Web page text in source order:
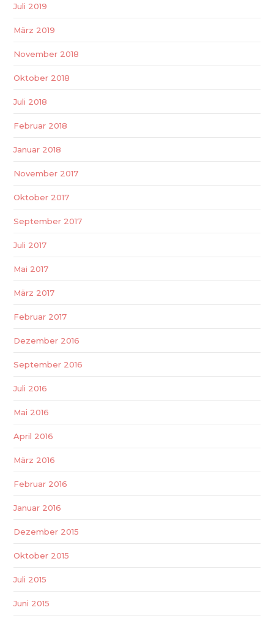
Juli 2019
März 2019
November 2018
Oktober 2018
Juli 2018
Februar 2018
Januar 2018
November 2017
Oktober 2017
September 2017
Juli 2017
Mai 2017
März 2017
Februar 2017
Dezember 2016
September 2016
Juli 2016
Mai 2016
April 2016
März 2016
Februar 2016
Januar 2016
Dezember 2015
Oktober 2015
Juli 2015
Juni 2015